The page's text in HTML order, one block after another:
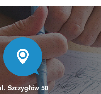
Szczygłów 50